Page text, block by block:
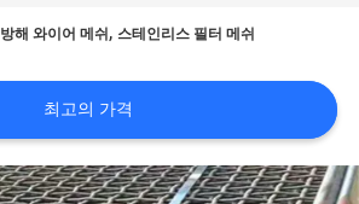
방해 와이어 메쉬 , 스테인리스 필터 메쉬
최고의 가격